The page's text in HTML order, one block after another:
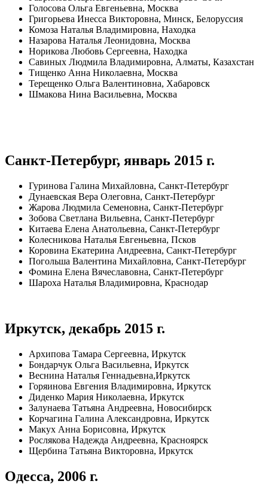
Голосова Ольга Евгеньевна, Москва
Григорьева Инесса Викторовна, Минск, Белоруссия
Комоза Наталья Владимировна, Находка
Назарова Наталья Леонидовна, Москва
Норикова Любовь Сергеевна, Находка
Савиных Людмила Владимировна, Алматы, Казахстан
Тищенко Анна Николаевна, Москва
Терещенко Ольга Валентиновна, Хабаровск
Шмакова Нина Васильевна, Москва
Санкт-Петербург, январь 2015 г.
Гуринова Галина Михайловна, Санкт-Петербург
Дунаевская Вера Олеговна, Санкт-Петербург
Жарова Людмила Семеновна, Санкт-Петербург
Зобова Светлана Вильевна, Санкт-Петербург
Китаева Елена Анатольевна, Санкт-Петербург
Колесникова Наталья Евгеньевна, Псков
Коровина Екатерина Андреевна, Санкт-Петербург
Погольша Валентина Михайловна, Санкт-Петербург
Фомина Елена Вячеславовна, Санкт-Петербург
Шароха Наталья Владимировна, Краснодар
Иркутск, декабрь 2015 г.
Архипова Тамара Сергеевна, Иркутск
Бондарчук Ольга Васильевна, Иркутск
Веснина Наталья Геннадьевна,Иркутск
Горяинова Евгения Владимировна, Иркутск
Диденко Мария Николаевна, Иркутск
Залунаева Татьяна Андреевна, Новосибирск
Корчагина Галина Александровна, Иркутск
Макух Анна Борисовна, Иркутск
Рослякова Надежда Андреевна, Красноярск
Щербина Татьяна Викторовна, Иркутск
Одесса, 2006 г.